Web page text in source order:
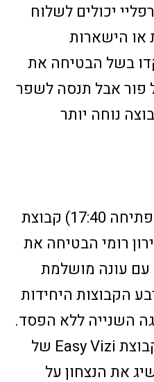
יכולים לשלוח
או הישארות
בשל הבטיחה את
פור אבל תנסה לשפר
נוחה יותר
(שריקת פתיחה 17:40) קבוצת
רומי הבטיחה את
עם עונה מושלמת
הקבוצות היחידות
השנייה ללא הפסד.
כעת נותר לראות האם קבוצת Easy Vizi של
את הנצחון על